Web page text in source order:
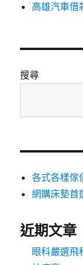
高雄汽車借
搜尋
各式各樣傢
網購床墊首
近期文章
眼科嚴選飛